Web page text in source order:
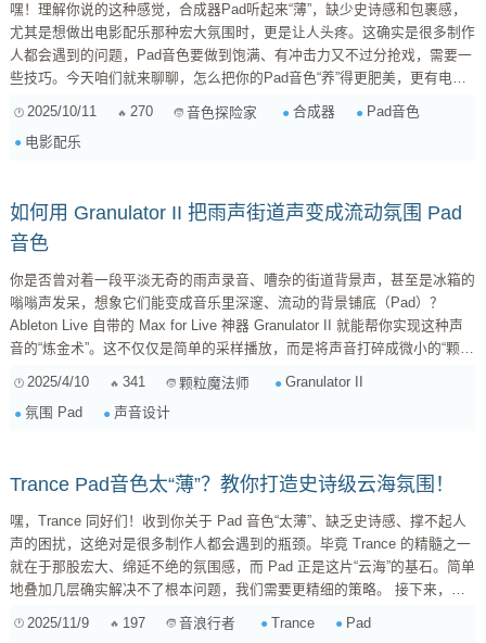
嘿！理解你说的这种感觉，合成器Pad听起来“薄”，缺少史诗感和包裹感，
尤其是想做出电影配乐那种宏大氛围时，更是让人头疼。这确实是很多制作
人都会遇到的问题，Pad音色要做到饱满、有冲击力又不过分抢戏，需要一
些技巧。今天咱们就来聊聊，怎么把你的Pad音色“养”得更肥美，更有电影
时候，“薄”是因为音源内部的设置不够丰富。 多振荡器叠加与失谐 (Multiple
2025/10/11 270 音色探险家 合成器
Pad音色
电影配乐
如何用 Granulator II 把雨声街道声变成流动氛围 Pad
音色
你是否曾对着一段平淡无奇的雨声录音、嘈杂的街道背景声，甚至是冰箱的
嗡嗡声发呆，想象它们能变成音乐里深邃、流动的背景铺底（Pad）？
Ableton Live 自带的 Max for Live 神器 Granulator II 就能帮你实现这种声
音的“炼金术”。这不仅仅是简单的采样播放，而是将声音打碎成微小的“颗
探讨如何利用 Granulator II，特别是其核心参数 Grain Size 、 Spray 和
Filter ，将环境噪音转化为具有深度和流...
2025/4/10 341 颗粒魔法师
Granulator II
氛围 Pad
声音设计
Trance Pad音色太“薄”？教你打造史诗级云海氛围！
嘿，Trance 同好们！收到你关于 Pad 音色“太薄”、缺乏史诗感、撑不起人
声的困扰，这绝对是很多制作人都会遇到的瓶颈。毕竟 Trance 的精髓之一
就在于那股宏大、绵延不绝的氛围感，而 Pad 正是这片“云海”的基石。简单
地叠加几层确实解决不了根本问题，我们需要更精细的策略。 接下来，我
2025/11/9 197 音浪行者 Trance
Pad